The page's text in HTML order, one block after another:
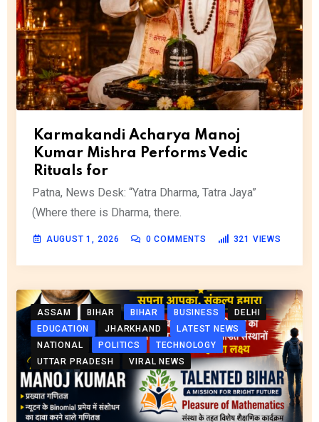
Karmakandi Acharya Manoj
Kumar Mishra Performs Vedic
Rituals for
Patna, News Desk: “Yatra Dharma, Tatra Jaya”
(Where there is Dharma, there.
AUGUST 1, 2026 0 COMMENTS 321 VIEWS
ASSAM BIHAR BIHAR BUSINESS
DELHI
EDUCATION
JHARKHAND
LATEST NEWS
NATIONAL
POLITICS
TECHNOLOGY
UTTAR PRADESH
VIRAL NEWS